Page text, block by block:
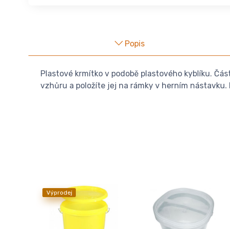
Popis
Plastové krmítko v podobě plastového kyblíku.
vzhůru a položíte jej na rámky v herním
Výprodej